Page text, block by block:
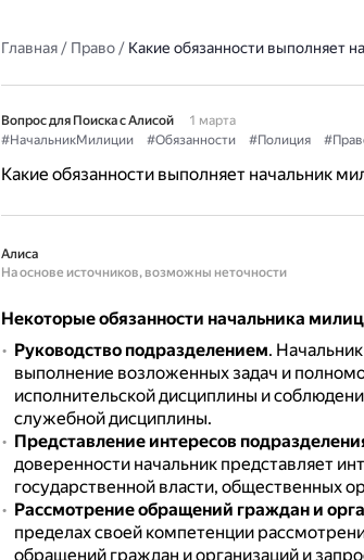
Главная/ Право/ Какие обязанности выполняет
Вопрос для Поиска с Алисой
1 марта
#НачальникМилиции
#Обязанности #Полиция
Какие обязанности выполняет начальник
Алиса
На основе источников, возможны неточности
Некоторые обязанности начальника
Руководство подразделением.
выполнение возложенных задач и
исполнительской дисциплины и
служебной дисциплины.
Представление интересов
доверенности начальник представляет
государственной власти, общественных
Рассмотрение обращений граждан и
пределах своей компетенции
обращений граждан и организаций и